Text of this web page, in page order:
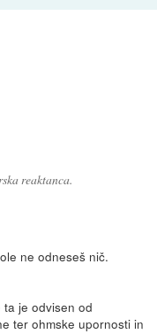
reaktanca.
ne odneseš nič.
je odvisen od
ter ohmske upornosti in